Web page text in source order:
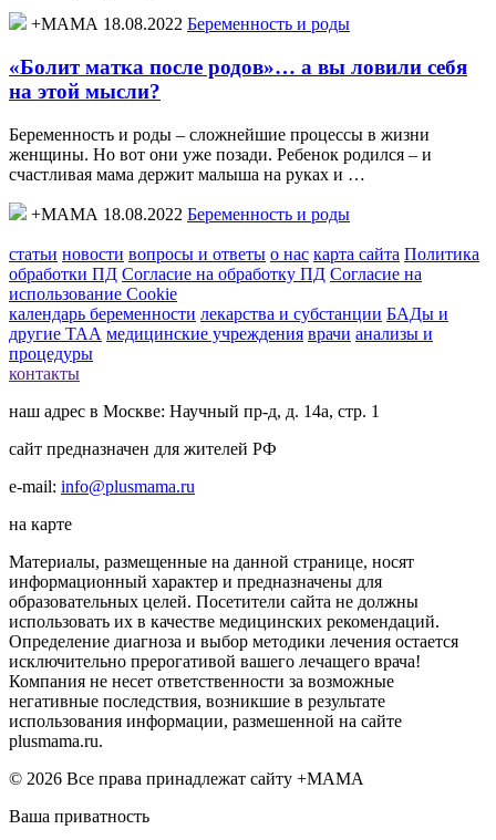
+МАМА 18.08.2022 Беременность и роды
«Болит матка после родов»… а вы ловили себя
на этой мысли?
Беременность и роды – сложнейшие процессы в жизни
женщины. Но вот они уже позади. Ребенок родился – и
счастливая мама держит малыша на руках и …
+МАМА 18.08.2022 Беременность и роды
статьи новости вопросы и ответы о нас карта сайта Политика
обработки ПД Согласие на обработку ПД Согласие на
использование Cookie
календарь беременности лекарства и субстанции БАДы и
другие ТАА медицинские учреждения врачи анализы и
процедуры
контакты
наш адрес в Москве: Научный пр-д, д. 14а, стр. 1
сайт предназначен для жителей РФ
e-mail: info@plusmama.ru
на карте
Материалы, размещенные на данной странице, носят
информационный характер и предназначены для
образовательных целей. Посетители сайта не должны
использовать их в качестве медицинских рекомендаций.
Определение диагноза и выбор методики лечения остается
исключительно прерогативой вашего лечащего врача!
Компания не несет ответственности за возможные
негативные последствия, возникшие в результате
использования информации, размешенной на сайте
plusmama.ru.
© 2026 Все права принадлежат сайту +МАМА
Ваша приватность